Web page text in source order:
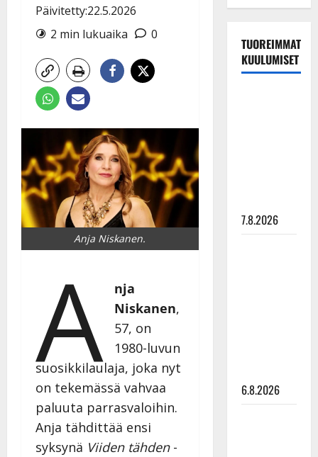
Päivitetty:22.5.2026
2 min lukuaika
0
Anja Niskanen.
A
nja
Niskanen,
57, on
1980-luvun
suosikkilaulaja, joka nyt
on tekemässä vahvaa
paluuta parrasvaloihin.
Anja tähdittää ensi
syksynä Viiden tähden-
TUOREIMMAT
KUULUMISET
7.8.2026
6.8.2026